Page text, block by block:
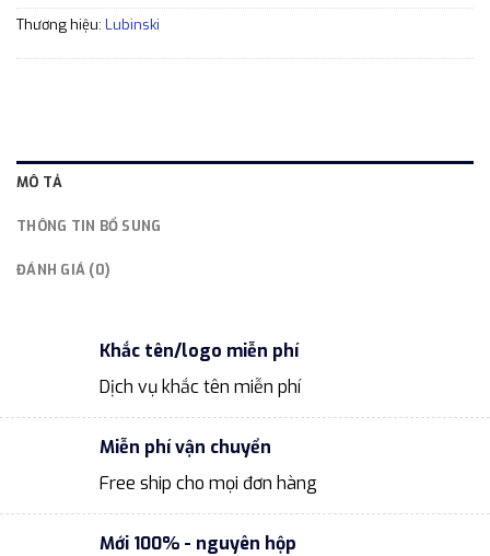
Thương hiệu: Lubinski
MÔ TẢ
THÔNG TIN BỔ SUNG
ĐÁNH GIÁ (0)
Khắc tên/logo miễn phí
Dịch vụ khắc tên miễn phí
Miễn phí vận chuyển
Free ship cho mọi đơn hàng
Mới 100% - nguyên hộp